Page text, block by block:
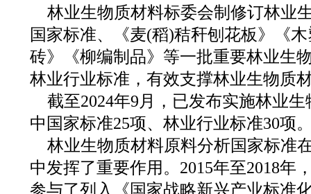
林业生物质材料标委会制修订林业
国家标准、《麦(稻)秸秆刨花板》《
砖》《柳编制品》等一批重要林业生
林业行业标准，有效支撑林业生物质
截至2024年9月，已发布实施林业
中国家标准25项、林业行业标准30项
林业生物质材料原料分析国家标准
中发挥了重要作用。2015年至2018年
参与了列入《国家战略新兴产业标准